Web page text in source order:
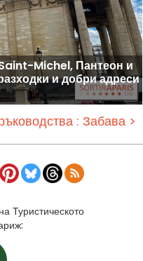
Michel, Пантеон и
и добри адреси
: Забава >
Туристическото